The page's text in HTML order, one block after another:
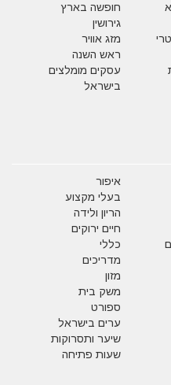
חופשה בארץ
גירושין
מזג אוויר
ראש השנה
עסקים מומלצים
בישראל
איפור
בעלי מקצוע
הריון ולידה
חיים ירוקים
כללי
מדריכים
מזון
משק בית
ספורט
ערים בישראל
שיער ותסרוקות
שעות פתיחה